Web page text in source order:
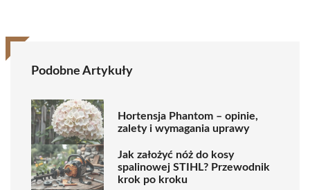
Podobne Artykuły
Hortensja Phantom – opinie,
zalety i wymagania uprawy
Jak założyć nóż do kosy
spalinowej STIHL? Przewodnik
krok po kroku